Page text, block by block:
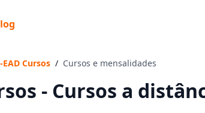
ideal para seus estudos
EAD Cursos / Cursos e mensalidades
- Cursos a